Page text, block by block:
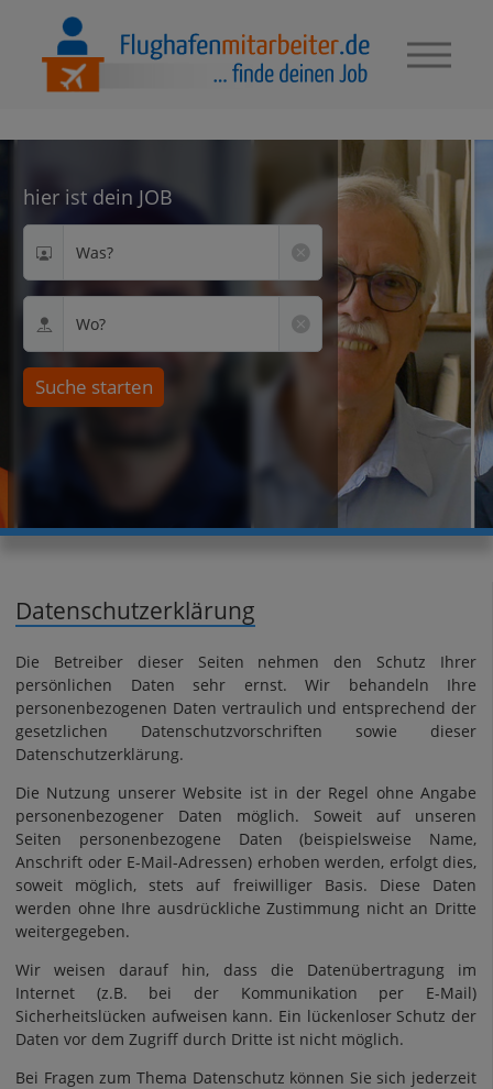
hier ist dein JOB
Was?
Wo?
Suche starten
Datenschutzerklärung
Die Betreiber dieser Seiten nehmen den Schutz Ihrer
persönlichen Daten sehr ernst. Wir behandeln Ihre
personenbezogenen Daten vertraulich und entsprechend der
gesetzlichen Datenschutzvorschriften sowie dieser
Datenschutzerklärung.
Die Nutzung unserer Website ist in der Regel ohne Angabe
personenbezogener Daten möglich. Soweit auf unseren
Seiten personenbezogene Daten (beispielsweise Name,
Anschrift oder E-Mail-Adressen) erhoben werden, erfolgt dies,
soweit möglich, stets auf freiwilliger Basis. Diese Daten
werden ohne Ihre ausdrückliche Zustimmung nicht an Dritte
weitergegeben.
Wir weisen darauf hin, dass die Datenübertragung im
Internet (z.B. bei der Kommunikation per E-Mail)
Sicherheitslücken aufweisen kann. Ein lückenloser Schutz der
Daten vor dem Zugriff durch Dritte ist nicht möglich.
Bei Fragen zum Thema Datenschutz können Sie sich jederzeit